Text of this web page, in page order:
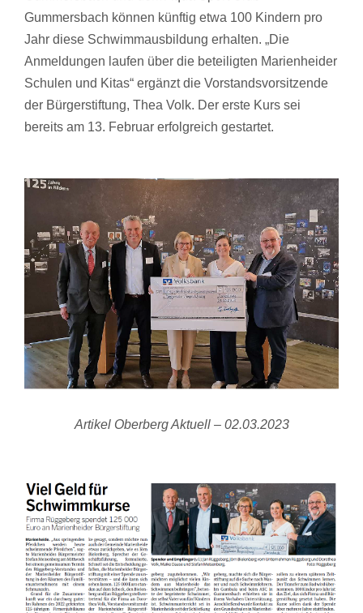
Gummersbach können künftig etwa 100 Kindern pro
Jahr diese Schwimmausbildung erhalten. „Die
Anmeldungen laufen über die beteiligten Marienheider
Schulen und Kitas“ ergänzt die Vorstandsvorsitzende
der Bürgerstiftung, Thea Volk. Der erste Kurs sei
bereits am 13. Februar erfolgreich gestartet.
Artikel Oberberg Aktuell – 02.03.2023